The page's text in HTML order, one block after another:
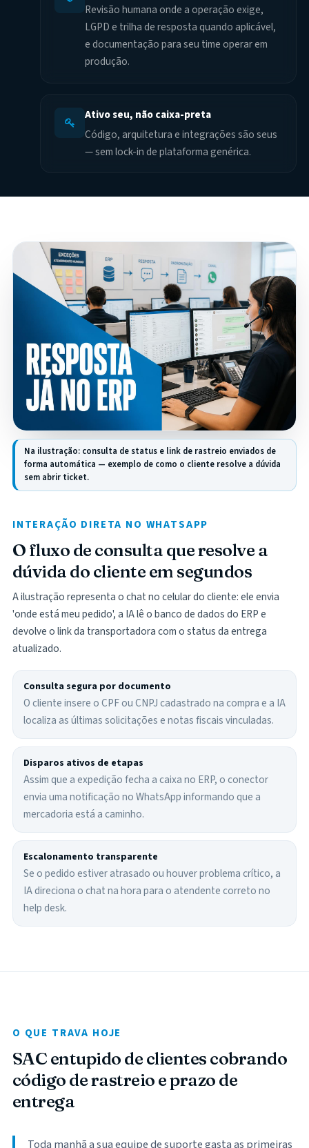
Revisão humana onde a operação exige,
LGPD e trilha de resposta quando aplicável,
e documentação para seu time operar em
produção.
Ativo seu, não caixa-preta
Código, arquitetura e integrações são seus
— sem lock-in de plataforma genérica.
Na ilustração: consulta de status e link de rastreio enviados de
forma automática — exemplo de como o cliente resolve a dúvida
sem abrir ticket.
INTERAÇÃO DIRETA NO WHATSAPP
O fluxo de consulta que resolve a
dúvida do cliente em segundos
A ilustração representa o chat no celular do cliente: ele envia
'onde está meu pedido', a IA lê o banco de dados do ERP e
devolve o link da transportadora com o status da entrega
atualizado.
Consulta segura por documento
O cliente insere o CPF ou CNPJ cadastrado na compra e a IA
localiza as últimas solicitações e notas fiscais vinculadas.
Disparos ativos de etapas
Assim que a expedição fecha a caixa no ERP, o conector
envia uma notificação no WhatsApp informando que a
mercadoria está a caminho.
Escalonamento transparente
Se o pedido estiver atrasado ou houver problema crítico, a
IA direciona o chat na hora para o atendente correto no
help desk.
O QUE TRAVA HOJE
SAC entupido de clientes cobrando
código de rastreio e prazo de
entrega